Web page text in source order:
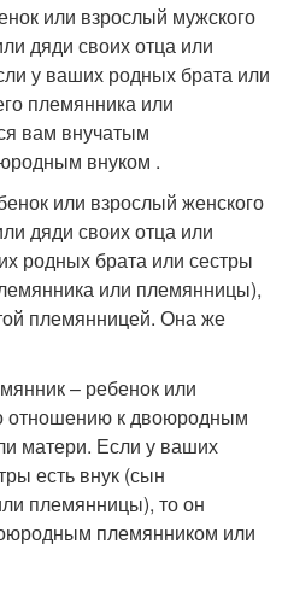
или взрослый мужского
дяди своих отца или
у ваших родных брата или
племянника или
вам внучатым
внуком .
или взрослый женского
дяди своих отца или
родных брата или сестры
или племянницы),
племянницей. Она же
– ребенок или
отношению к двоюродным
матери. Если у ваших
есть внук (сын
племянницы), то он
племянником или